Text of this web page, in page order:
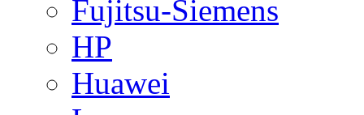
Fujitsu-Siemens
HP
Huawei